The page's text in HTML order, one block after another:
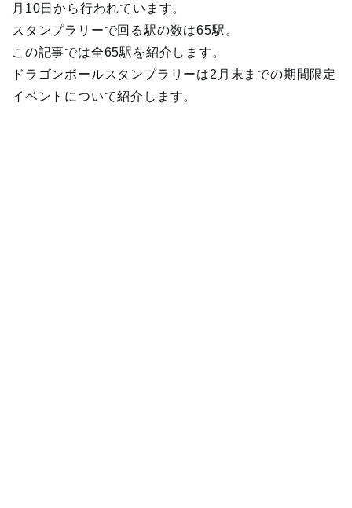
月10日から行われています。
スタンプラリーで回る駅の数は65駅。
この記事では全65駅を紹介します。
ドラゴンボールスタンプラリーは2月末までの期間限定
イベントについて紹介します。